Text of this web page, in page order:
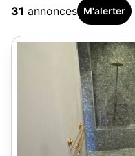
31 annonces M'alerter